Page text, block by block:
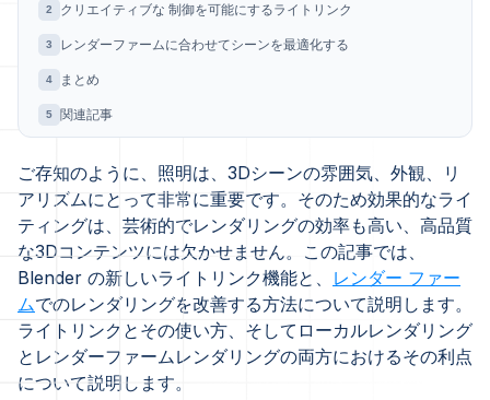
ご存知のように、照明は、3Dシーンの雰囲気、外観、リ
アリズムにとって非常に重要です。そのため効果的なライ
ティングは、芸術的でレンダリングの効率も高い、高品質
な3Dコンテンツには欠かせません。この記事では、
Blender の新しいライトリンク機能と、 レンダー ファー
ムでのレンダリングを改善する方法について説明します。
ライトリンクとその使い方、そしてローカルレンダリング
とレンダーファームレンダリングの両方におけるその利点
について説明します。
2 クリエイティブな 制御を可能にするライトリンク
3 レンダーファームに合わせてシーンを最適化する
4 まとめ
5 関連記事